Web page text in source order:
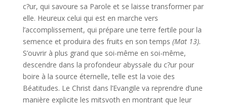
c?ur, qui savoure sa Parole et se laisse transformer par
elle. Heureux celui qui est en marche vers
l’accomplissement, qui prépare une terre fertile pour la
semence et produira des fruits en son temps (Mat 13).
S’ouvrir à plus grand que soi-même en soi-même,
descendre dans la profondeur abyssale du c?ur pour
boire à la source éternelle, telle est la voie des
Béatitudes. Le Christ dans l’Evangile va reprendre d’une
manière explicite les mitsvoth en montrant que leur